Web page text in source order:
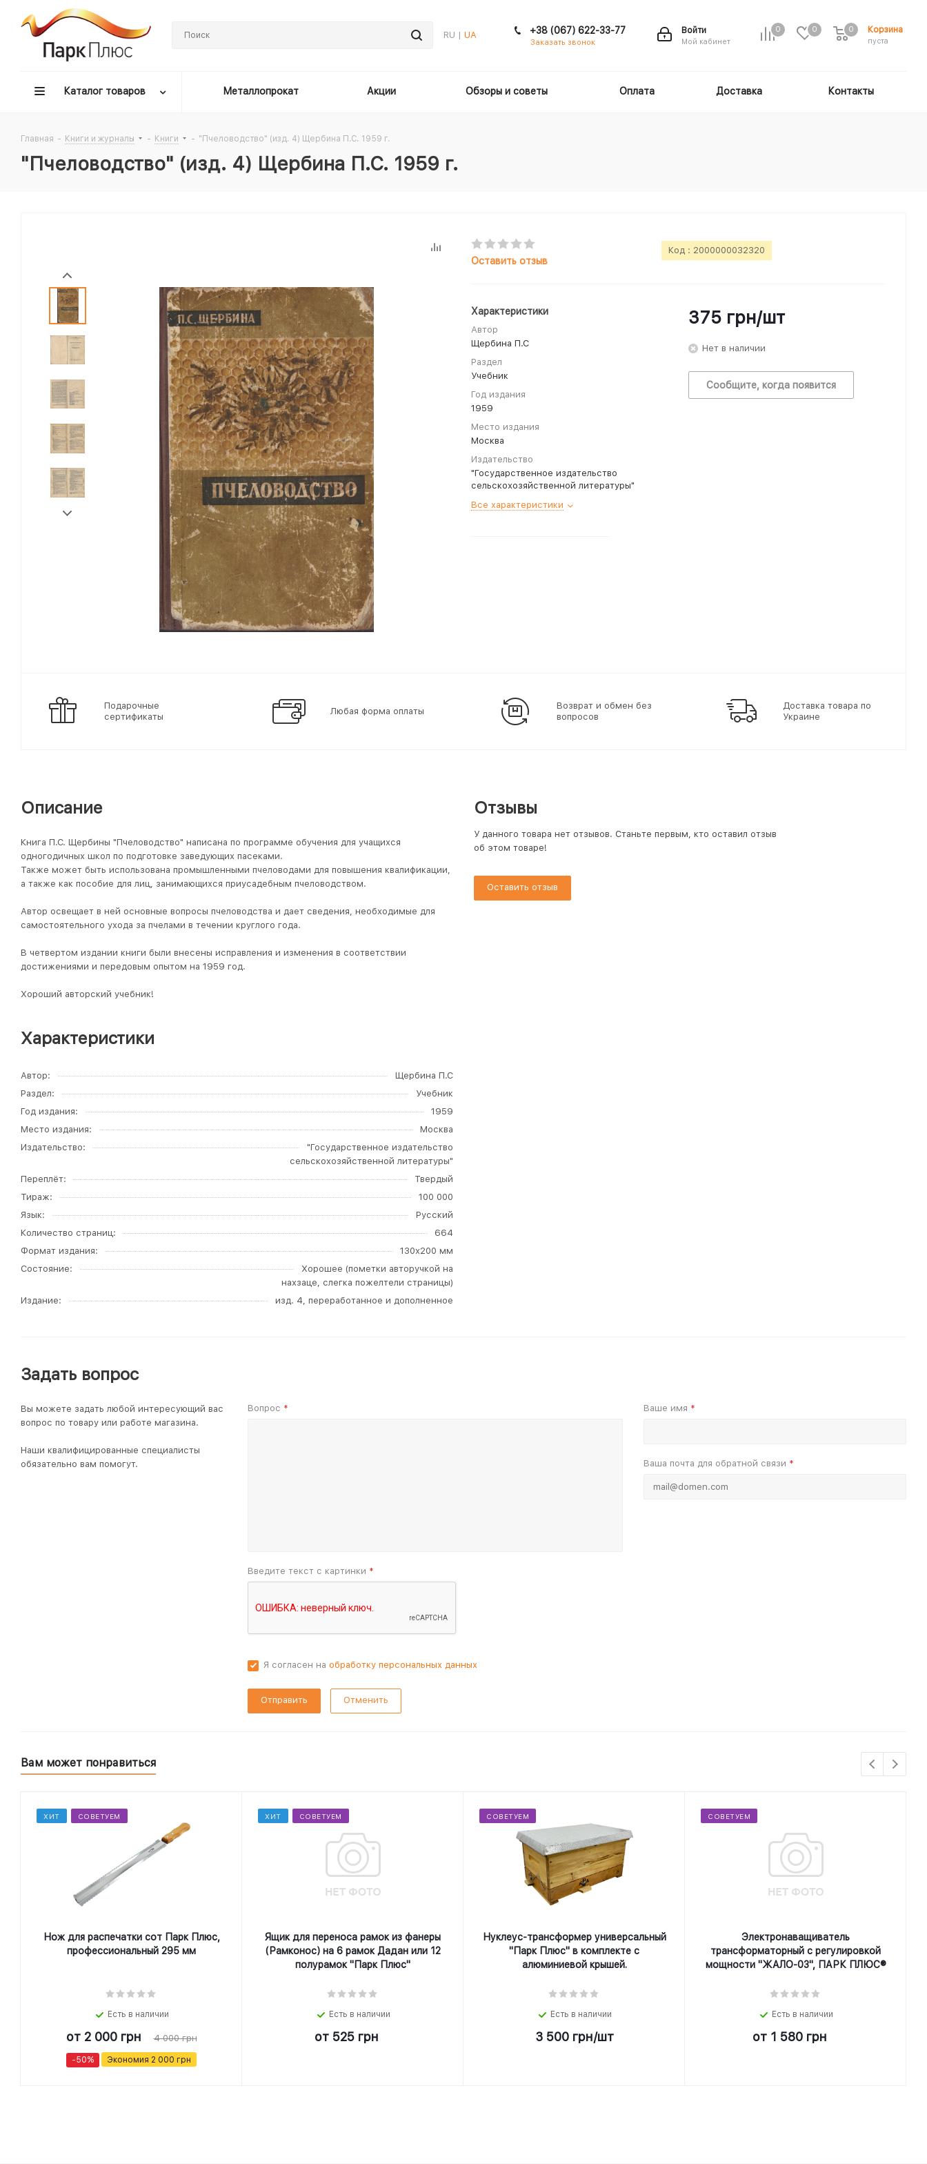
RU | UA
0 0 Корзина
пуста
0
Войти
Мой кабинет
+38 (067) 622-33-77
Заказать звонок
Каталог товаров Металлопрокат Акции Обзоры и советы Оплата Доставка Контакты
Главная - Книги и журналы - Книги - "Пчеловодство" (изд. 4) Щербина П.С. 1959 г.
"Пчеловодство" (изд. 4) Щербина П.С. 1959 г.
Оставить отзыв
Код : 2000000032320
Характеристики
Автор
Щербина П.С
Раздел
Учебник
Год издания
1959
Место издания
Москва
Издательство
"Государственное издательство
сельскохозяйственной литературы"
Все характеристики
375 грн/шт
Нет в наличии
Сообщите, когда появится
Подарочные
сертификаты
Любая форма оплаты
Возврат и обмен без
вопросов
Доставка товара по
Украине
Описание
Книга П.С. Щербины "Пчеловодство" написана по программе обучения для учащихся
одногодичных школ по подготовке заведующих пасеками.
Также может быть использована промышленными пчеловодами для повышения квалификации,
а также как пособие для лиц, занимающихся приусадебным пчеловодством.
Автор освещает в ней основные вопросы пчеловодства и дает сведения, необходимые для
самостоятельного ухода за пчелами в течении круглого года.
В четвертом издании книги были внесены исправления и изменения в соответствии
достижениями и передовым опытом на 1959 год.
Хороший авторский учебник!
Характеристики
Автор
Щербина П.С
Раздел
Учебник
Год издания
1959
Место издания
Москва
Издательство
"Государственное издательство
сельскохозяйственной литературы"
Переплёт
Твердый
Тираж
100 000
Язык
Русский
Количество страниц
664
Формат издания
130х200 мм
Состояние
Хорошее (пометки авторучкой на
нахзаце, слегка пожелтели страницы)
Издание
изд. 4, переработанное и дополненное
Отзывы
У данного товара нет отзывов. Станьте первым, кто оставил отзыв
об этом товаре!
Оставить отзыв
Задать вопрос
Вы можете задать любой интересующий вас
вопрос по товару или работе магазина.
Наши квалифицированные специалисты
обязательно вам помогут.
Вопрос * Ваше имя *
Ваша почта для обратной связи *
Введите текст с картинки *
Я согласен на обработку персональных данных
Отменить
Вам может понравиться
ХИТ СОВЕТУЕМ
Нож для распечатки сот Парк Плюс,
профеcсиональный 295 мм
Есть в наличии
от 2 000 грн 4 000 грн
-50% Экономия 2 000 грн
ХИТ СОВЕТУЕМ
Ящик для переноса рамок из фанеры
(Рамконос) на 6 рамок Дадан или 12
полурамок "Парк Плюс"
Есть в наличии
от 525 грн
СОВЕТУЕМ
Нуклеус-трансформер универсальный
"Парк Плюс" в комплекте с
алюминиевой крышей.
Есть в наличии
3 500грн/шт
СОВЕТУЕМ
Электронаващиватель
трансформаторный с регулировкой
мощности "ЖАЛО-03", ПАРК ПЛЮС®
Есть в наличии
от 1 580 грн